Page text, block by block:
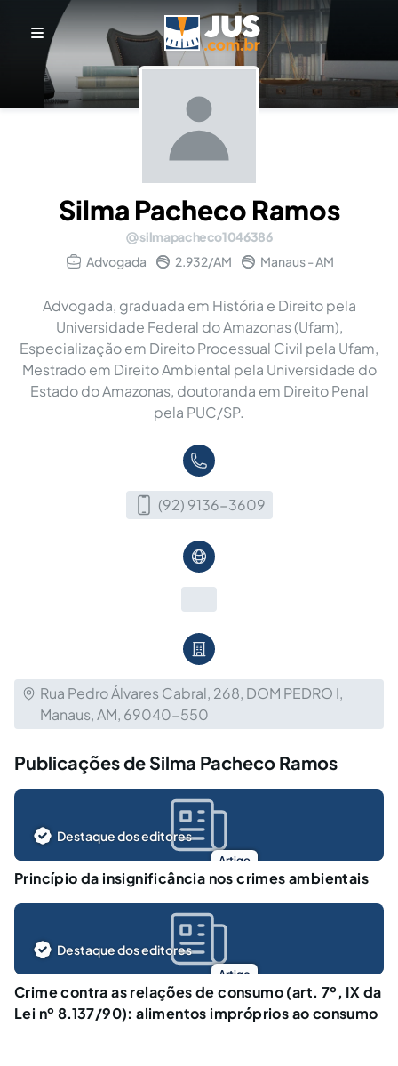
Silma Pacheco Ramos
silmapacheco1046386
Advogada
2.932/AM Manaus - AM
Advogada, graduada em História e Direito pela
Universidade Federal do Amazonas (Ufam),
Especialização em Direito Processual Civil pela Ufam,
Mestrado em Direito Ambiental pela Universidade do
Estado do Amazonas, doutoranda em Direito Penal
pela PUC/SP.
(92) 9136-3609
Rua Pedro Álvares Cabral, 268, DOM PEDRO I,
Manaus, AM, 69040-550
Publicações de Silma Pacheco Ramos
Artigo
Destaque dos editores
Princípio da insignificância nos crimes ambientais
Artigo
Destaque dos editores
Crime contra as relações de consumo (art. 7º, IX da
Lei nº 8.137/90): alimentos impróprios ao consumo